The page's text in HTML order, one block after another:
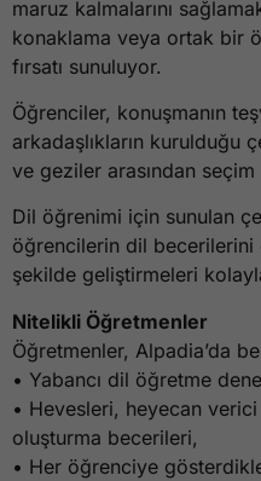
maruz kalmalarını
konaklama veya ortak bir
fırsatı sunuluyor.
Öğrenciler, konuşmanın
arkadaşlıkların kurulduğu
ve geziler arasından
Dil öğrenimi için sunulan
öğrencilerin dil becerilerini
şekilde geliştirmeleri
Nitelikli Öğretmenler
Öğretmenler, Alpadia’da
• Yabancı dil öğretme
• Hevesleri, heyecan
oluşturma becerileri,
• Her öğrenciye